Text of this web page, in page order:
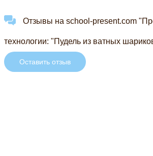
Отзывы на school-present.com
технологии: "Пудель из ватных
Оставить отзыв